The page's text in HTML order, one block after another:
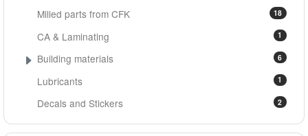
18
Milled parts from CFK
1
CA & Laminating
6
Building materials
1
Lubricants
2
Decals and Stickers